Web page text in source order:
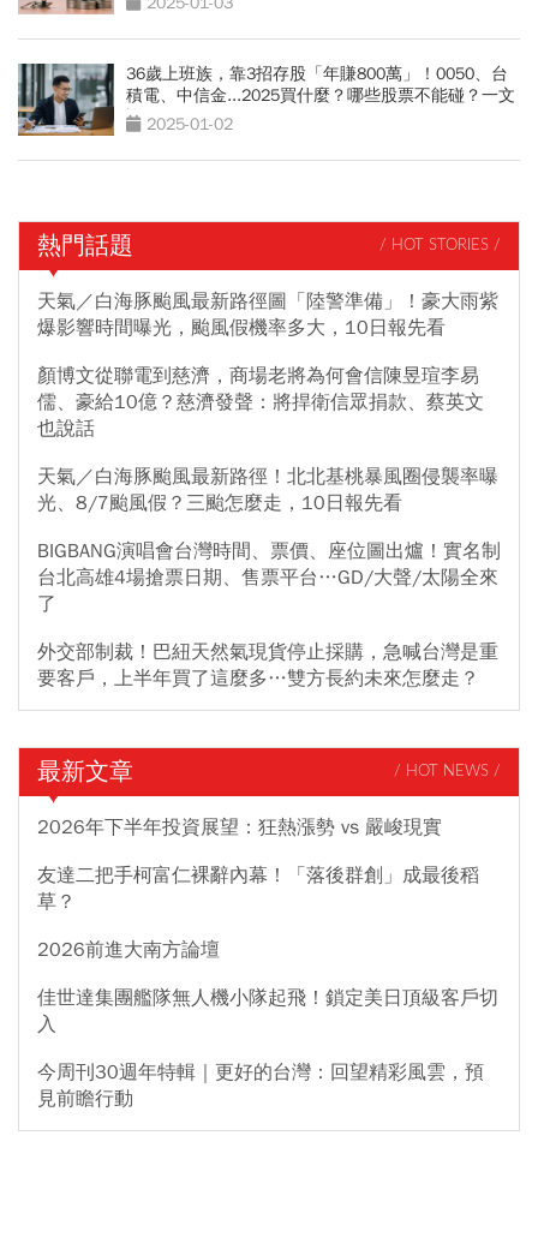
36歲上班族，靠3招存股「年賺800萬」！0050、台
積電、中信金...2025買什麼？哪些股票不能碰？一文
詳解2025-01-02
熱門話題 / HOT STORIES /
天氣／白海豚颱風最新路徑圖「陸警準備」！豪大雨紫
爆影響時間曝光，颱風假機率多大，10日報先看
顏博文從聯電到慈濟，商場老將為何會信陳昱瑄李易
儒、豪給10億？慈濟發聲：將捍衛信眾捐款、蔡英文
也說話
天氣／白海豚颱風最新路徑！北北基桃暴風圈侵襲率曝
光、8/7颱風假？三颱怎麼走，10日報先看
BIGBANG演唱會台灣時間、票價、座位圖出爐！實名制
台北高雄4場搶票日期、售票平台…GD/大聲/太陽全來
了
外交部制裁！巴紐天然氣現貨停止採購，急喊台灣是重
要客戶，上半年買了這麼多…雙方長約未來怎麼走？
最新文章 / HOT NEWS /
2026年下半年投資展望：狂熱漲勢 vs 嚴峻現實
友達二把手柯富仁裸辭內幕！「落後群創」成最後稻
草？
2026前進大南方論壇
佳世達集團艦隊無人機小隊起飛！鎖定美日頂級客戶切
入
今周刊30週年特輯｜更好的台灣：回望精彩風雲，預
見前瞻行動